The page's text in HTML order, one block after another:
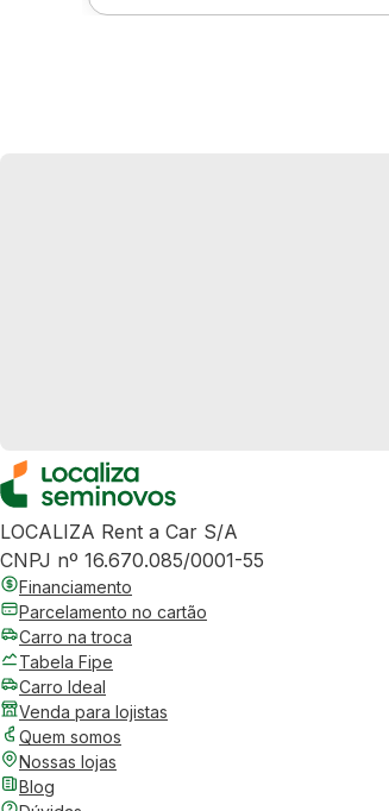
LOCALIZA Rent a Car S/A
CNPJ nº 16.670.085/0001-55
Financiamento
Parcelamento no cartão
Carro na troca
Tabela Fipe
Carro Ideal
Venda para lojistas
Quem somos
Nossas lojas
Blog